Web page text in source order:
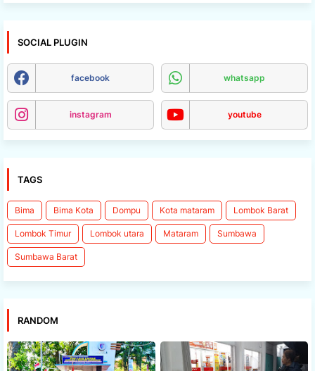
SOCIAL PLUGIN
facebook whatsapp
instagram youtube
TAGS
Bima Bima Kota Dompu Kota mataram Lombok Barat
Lombok Timur Lombok utara Mataram Sumbawa
Sumbawa Barat
RANDOM